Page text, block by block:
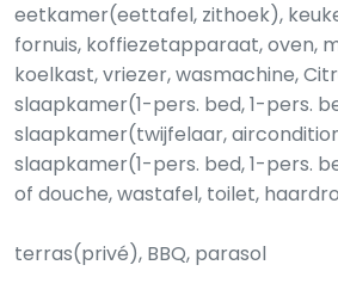
eetkamer(eettafel, zithoek),
fornuis, koffiezetapparaat, oven,
koelkast, vriezer, wasmachine,
slaapkamer(1-pers. bed, 1-pers.
slaapkamer(twijfelaar,
slaapkamer(1-pers. bed, 1-pers.
of douche, wastafel, toilet,
terras(privé), BBQ, parasol